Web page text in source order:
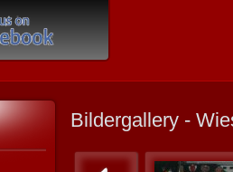
Bildergallery -